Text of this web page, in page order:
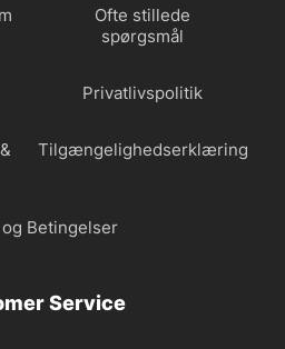
Ofte stillede
spørgsmål
Privatlivspolitik
Tilgængelighedserklæring
Betingelser
Service